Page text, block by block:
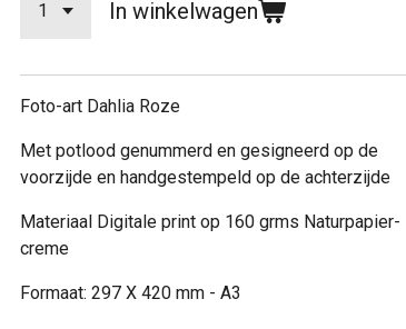
In winkelwagen
Foto-art Dahlia Roze
Met potlood genummerd en gesigneerd op de
voorzijde en handgestempeld op de achterzijde
Materiaal Digitale print op 160 grms Naturpapier-
creme
Formaat: 297 X 420 mm - A3